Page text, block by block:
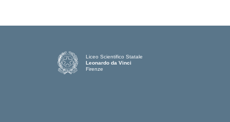
Liceo Scientifico Statale
Leonardo da Vinci
Firenze